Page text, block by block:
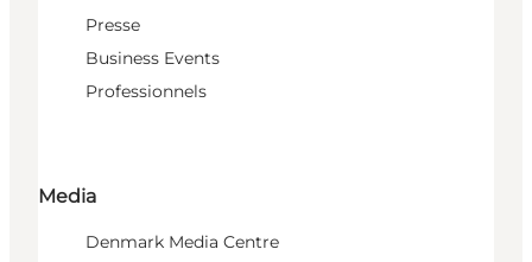
Presse
Business Events
Professionnels
Media
Denmark Media Centre